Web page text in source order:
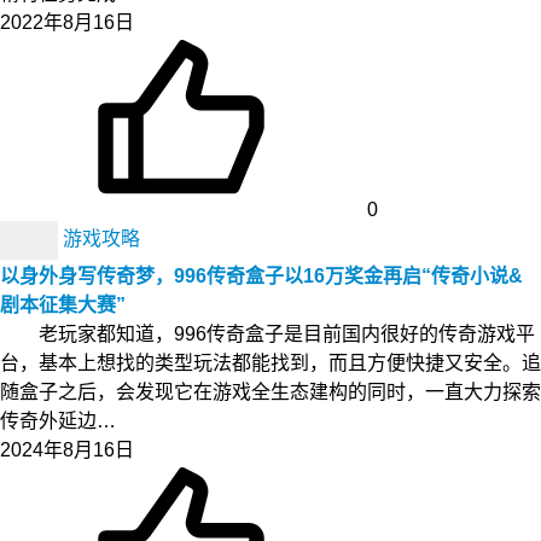
2022年8月16日
0
游戏攻略
以身外身写传奇梦，996传奇盒子以16万奖金再启“传奇小说&
剧本征集大赛”
老玩家都知道，996传奇盒子是目前国内很好的传奇游戏平
台，基本上想找的类型玩法都能找到，而且方便快捷又安全。追
随盒子之后，会发现它在游戏全生态建构的同时，一直大力探索
传奇外延边…
2024年8月16日